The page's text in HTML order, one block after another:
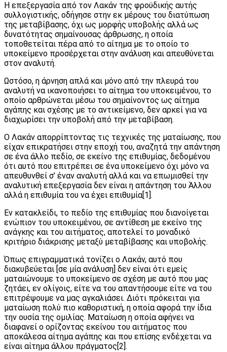
Η επεξεργασία από τον Λακάν της φροϋδικής αυτής
συλλογιστικής, οδήγησε στην εκ μέρους του διατύπωση
της μεταβίβασης, όχι ως μορφής υποβολής αλλά ως
δυνατότητας σημαίνουσας άρθρωσης, η οποία
τοποθετείται πέρα από το αίτημα με το οποίο το
υποκείμενο προσέρχεται στην ανάλυση και απευθύνεται
στον αναλυτή.
Ωστόσο, η άρνηση απλά και μόνο από την πλευρά του
αναλυτή να ικανοποιήσει το αίτημα του υποκειμένου, το
οποίο αρθρώνεται μέσω του σημαίνοντος ως αίτημα
αγάπης και σχέσης με το αντικείμενο, δεν αρκεί για να
διαχωρίσει την υποβολή από την μεταβίβαση.
Ο Λακάν απορρίπτοντας τις τεχνικές της ματαίωσης, που
είχαν επικρατήσει στην εποχή του, αναζητά την απάντηση
σε ένα άλλο πεδίο, σε εκείνο της επιθυμίας, δεδομένου
ότι αυτό που επιτρέπει σε ένα υποκείμενο όχι μόνο να
απευθυνθεί σ’ έναν αναλυτή αλλά και να επωμισθεί την
αναλυτική επεξεργασία δεν είναι η απάντηση του Άλλου
αλλά η επιθυμία του να έχει επιθυμία[1].
Εν κατακλείδι, το πεδίο της επιθυμίας που διανοίγεται
ενώπιον του υποκειμένου, σε αντίθεση με εκείνο της
ανάγκης και του αιτήματος, αποτελεί το μοναδικό
κριτήριο διάκρισης μεταξύ μεταβίβασης και υποβολής.
Όπως επιγραμματικά τονίζει ο Λακάν, αυτό που
διακυβεύεται [σε μία ανάλυση] δεν είναι ότι εμείς
ματαιώνουμε το υποκείμενο σε σχέση με αυτό που μας
ζητάει, εν ολίγοις, είτε να του απαντήσουμε είτε να του
επιτρέψουμε να μας αγκαλιάσει. Διότι πρόκειται για
ματαίωση πολύ πιο καθοριστική, η οποία αφορά την ίδια
την ουσία της ομιλίας. Ματαίωση η οποία αφήνει να
διαφανεί ο ορίζοντας εκείνου του αιτήματος που
αποκάλεσα αίτημα αγάπης και που επίσης ενδέχεται να
είναι αίτημα άλλου πράγματος[2].